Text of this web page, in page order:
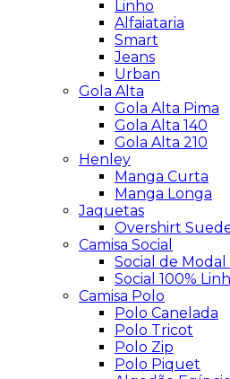
Linho
Alfaiataria
Smart
Jeans
Urban
Gola Alta
Gola Alta Pima
Gola Alta 140
Gola Alta 210
Henley
Manga Curta
Manga Longa
Jaquetas
Overshirt
Camisa Social
Social de
Social 100%
Camisa Polo
Polo Canelada
Polo Tricot
Polo Zip
Polo Piquet